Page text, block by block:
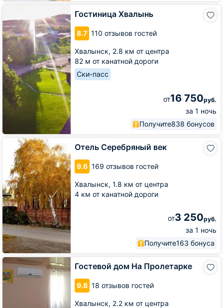
Гостиница Хвалынь
8.7 110 отзывов гостей
Хвалынск, 2.8 км от центра
82 м от канатной дороги
Ски-пасс
от16 750руб.
за 1 ночь
Получите838 бонусов
Отель Серебряный век
9.6 169 отзывов гостей
Хвалынск, 1.8 км от центра
4 км от канатной дороги
от3 250руб.
за 1 ночь
Получите163 бонуса
Отель
Серебряный
Гостевой дом На Пролетарке
9.8 18 отзывов гостей
Хвалынск, 2.2 км от центра
Гостевой
дом
На